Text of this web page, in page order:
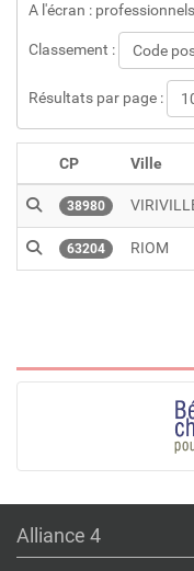
A l'écran :
Classement : Code
Résultats par page :
CP Ville
38980
63204 RIOM
Alliance 4